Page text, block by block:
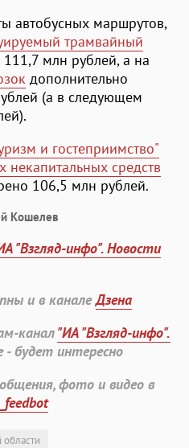
автобусных маршрутов,
трамвайный
млн рублей, а на
дополнительно
(а в следующем
и гостеприимство"
средств
106,5 млн рублей.
Кошелев
"Взгляд-инфо". Новости
и в каналеДзена
канал"ИА "Взгляд-инфо".
- будет интересно
фото и видео в